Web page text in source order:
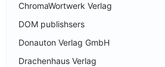
ChromaWortwerk Verlag
DOM publishsers
Donauton Verlag GmbH
Drachenhaus Verlag